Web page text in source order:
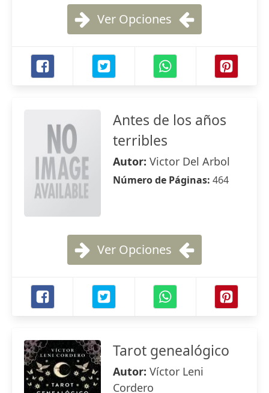
Ver Opciones
Antes de los años
terribles
Autor: Victor Del Arbol
Número de Páginas: 464
Ver Opciones
Tarot genealógico
Autor: Víctor Leni
Cordero